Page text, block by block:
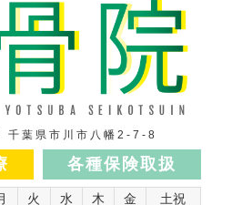
葉県市川市八幡2-7-8
各種保険取扱
火 水 木 金 土祝